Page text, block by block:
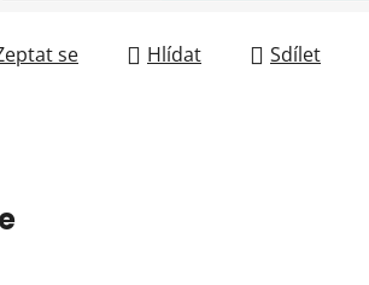
se Hlídat Sdílet